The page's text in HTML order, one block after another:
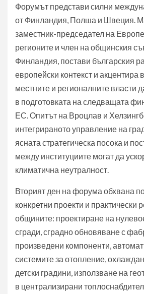
Форумът представи силни
от Финландия, Полша и Швеция.
заместник-председател на
регионите и член на общинския
Финландия, постави българския
европейски контекст и акцентира
местните и регионалните власти
в подготовката на следващата
ЕС. Опитът на Вроцлав и
интегрираното управление на
ясната стратегическа посока и
между институциите могат да
климатична неутралност.
Вторият ден на форума обхвана
конкретни проекти и практически
общините: проектиране на
сгради, сградно обновяване с
произведени компоненти,
системите за отопление,
детски градини, използване на
в централизирани